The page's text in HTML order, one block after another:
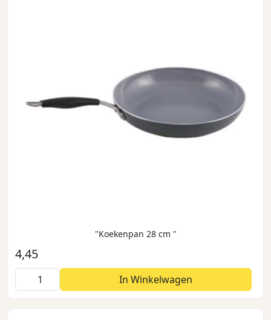
"Koekenpan 28 cm "
4,45
In Winkelwagen